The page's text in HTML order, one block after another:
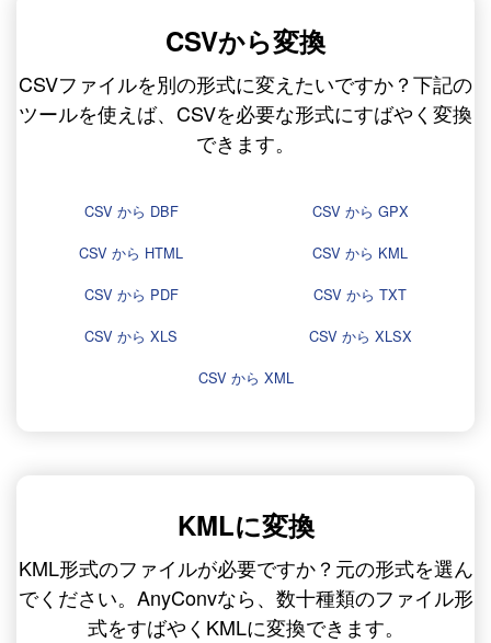
CSVから変換
CSVファイルを別の形式に変えたいですか？下記の
ツールを使えば、CSVを必要な形式にすばやく変換
できます。
CSV から DBF
CSV から GPX
CSV から HTML
CSV から KML
CSV から PDF
CSV から TXT
CSV から XLS
CSV から XLSX
CSV から XML
KMLに変換
KML形式のファイルが必要ですか？元の形式を選ん
でください。AnyConvなら、数十種類のファイル形
式をすばやくKMLに変換できます。